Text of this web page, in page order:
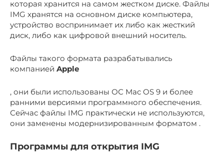
которая хранится на самом жестком диске. Файлы
IMG хранятся на основном диске компьютера,
устройство воспринимает их либо как жесткий
диск, либо как цифровой внешний носитель.
Файлы такого формата разрабатывались
компанией Apple
, они были использованы ОС Mac OS 9 и более
ранними версиями программного обеспечения.
Сейчас файлы IMG практически не используются,
они заменены модернизированным форматом .
Программы для открытия IMG